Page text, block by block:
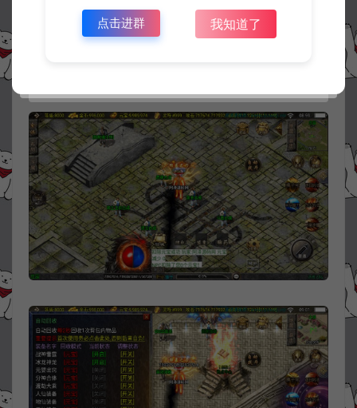
点击进群 我知道了